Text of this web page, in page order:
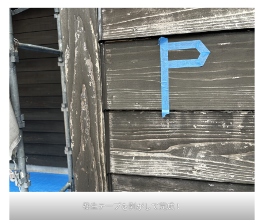
養生テープを剥がして完成！